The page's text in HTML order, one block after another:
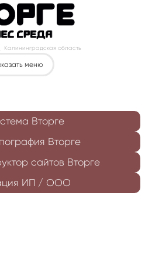
Калининградская область
меню
Вторге
Вторге
сайтов Вторге
ИП / ООО